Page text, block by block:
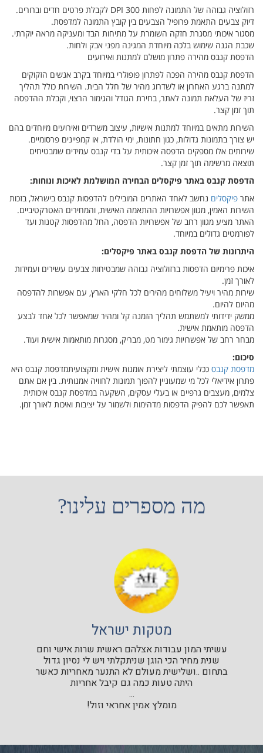
רזולוציה גבוהה של התמונה לפחות 300 DPI לקבלת פרטים חדים וברורים.
דיוק צבעים התאמת פרופיל הצבעים בין קובץ התמונה למדפסת.
מסגור איכותי מסגרת חזקה השומרת על מתיחות הבד ומעניקה מראה יוקרתי.
שכבת הגנה שימוש בלכה מיוחדת המגינה מפני אבק ולחות.
הדפסת קנבס מהירה פתרון מושלם למתנות ואירועים
הדפסת קנבס מהירה הפכה לפתרון פופולרי במיוחד בקרב אנשים הזקוקים
למתנה ברגע האחרון או לשדרוג מהיר של חלל הבית. השירות כולל תהליך
זריז של העלאת תמונה לאתר, בחירת הגודל והגימור הרצוי, וקבלת ההדפסה
תוך זמן קצר.
השירות מתאים במיוחד למתנות אישיות, עיצוב משרדים ואירועים מיוחדים בהם
יש צורך בתמונות גדולות, כגון חתונות, ימי הולדת, או קמפיינים פרסומיים.
שירותים אלו מספקים הדפסה איכותית על בדי קנבס עמידים שמבטיחים
תוצאה מרשימה תוך זמן קצר.
הדפסת קנבס באתר פיקסלים הבחירה המושלמת לאיכות ונוחות:
אתר פיקסלים נחשב לאחד האתרים המובילים להדפסות קנבס בישראל, בזכות
השירות האמין, מגוון אפשרויות ההתאמה האישית, והמחירים האטרקטיביים.
האתר מציע מגוון רחב של אפשרויות הדפסה, החל מהדפסות קטנות ועד
לפורמטים גדולים במיוחד.
היתרונות של הדפסת קנבס באתר פיקסלים:
איכות פרימיום הדפסות ברזולוציה גבוהה שמבטיחות צבעים עשירים ועמידות
לאורך זמן.
שירות מהיר ויעיל משלוחים מהירים לכל חלקי הארץ, עם אפשרות להדפסה
מהיום להיום.
ממשק ידידותי למשתמש תהליך הזמנה קל ומהיר שמאפשר לכל אחד לבצע
הדפסה מותאמת אישית.
מבחר רחב של אפשרויות גימור מט, מבריק, מסגרות מותאמות אישית ועוד.
סיכום:
מדפסת קנבס ככלי עוצמתי ליצירת אומנות אישית ומקצועיתמדפסת קנבס היא
פתרון אידיאלי לכל מי שמעוניין להפוך תמונות לחוויה אמנותית. בין אם אתם
צלמים, מעצבים גרפיים או בעלי עסקים, השקעה במדפסת קנבס איכותית
תאפשר לכם להפיק הדפסות מדהימות ולשמור על יציבות ואיכות לאורך זמן.
מה מספרים עלינו?
מטקות ישראל
עשיתי המון עבודות אצלהם ראשית שרות אישי וחם
שנית מחיר הכי הוגן שניתקלתי ויש לי נסיון גדול
בתחום ..ושלישית מעולם לא התנער מאחריות כאשר
היתה טעות כמה גם קיבל אחריות
...
מומלץ אמין אחראי וזול!